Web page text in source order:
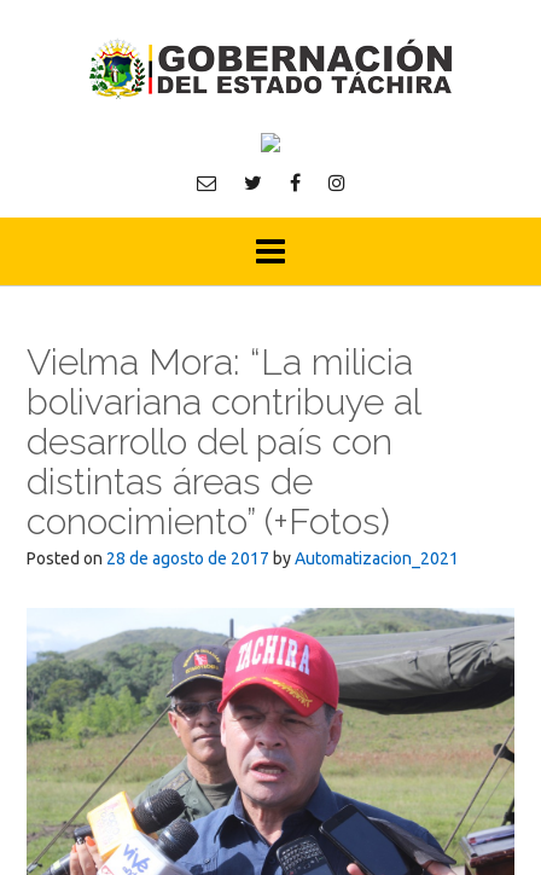
Vielma Mora: “La milicia
bolivariana contribuye al
desarrollo del país con
distintas áreas de
conocimiento” (+Fotos)
Posted on 28 de agosto de 2017 byAutomatizacion_2021